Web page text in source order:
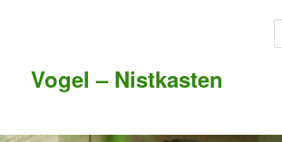
Vogel – Nistkasten